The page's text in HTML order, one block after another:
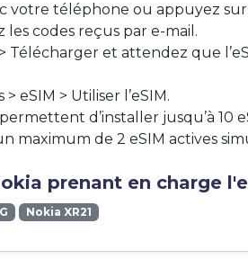
votre téléphone ou appuyez sur
codes reçus par e-mail.
Télécharger et attendez que
eSIM > Utiliser l’eSIM.
d’installer jusqu’à 10
maximum de 2 eSIM actives
prenant en charge
Nokia XR21